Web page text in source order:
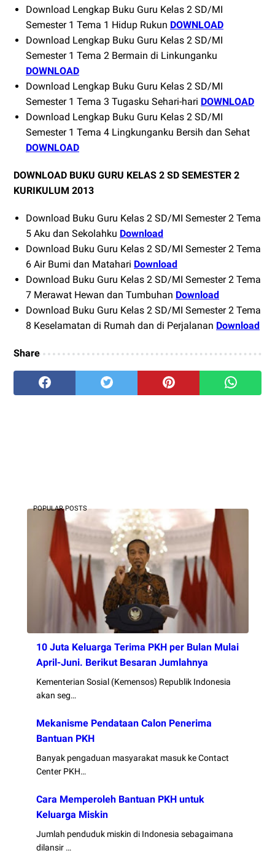
Download Lengkap Buku Guru Kelas 2 SD/MI
Semester 1 Tema 1 Hidup Rukun DOWNLOAD
Download Lengkap Buku Guru Kelas 2 SD/MI
Semester 1 Tema 2 Bermain di Linkunganku
DOWNLOAD
Download Lengkap Buku Guru Kelas 2 SD/MI
Semester 1 Tema 3 Tugasku Sehari-hari DOWNLOAD
Download Lengkap Buku Guru Kelas 2 SD/MI
Semester 1 Tema 4 Lingkunganku Bersih dan Sehat
DOWNLOAD
DOWNLOAD BUKU GURU KELAS 2 SD SEMESTER 2
KURIKULUM 2013
Download Buku Guru Kelas 2 SD/MI Semester 2 Tema
5 Aku dan Sekolahku Download
Download Buku Guru Kelas 2 SD/MI Semester 2 Tema
6 Air Bumi dan Matahari Download
Download Buku Guru Kelas 2 SD/MI Semester 2 Tema
7 Merawat Hewan dan Tumbuhan Download
Download Buku Guru Kelas 2 SD/MI Semester 2 Tema
8 Keselamatan di Rumah dan di Perjalanan Download
Share
POPULAR POSTS
10 Juta Keluarga Terima PKH per Bulan Mulai
April-Juni. Berikut Besaran Jumlahnya
Kementerian Sosial (Kemensos) Republik Indonesia
akan seg…
Mekanisme Pendataan Calon Penerima
Bantuan PKH
Banyak pengaduan masyarakat masuk ke Contact
Center PKH…
Cara Memperoleh Bantuan PKH untuk
Keluarga Miskin
Jumlah penduduk miskin di Indonesia sebagaimana
dilansir …